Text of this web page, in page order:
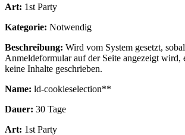
Art: 1st Party
Kategorie: Notwendig
Beschreibung: Wird vom System gesetzt,
Anmeldeformular auf der Seite angezeigt wird,
keine Inhalte geschrieben.
Name: ld-cookieselection**
Dauer: 30 Tage
Art: 1st Party